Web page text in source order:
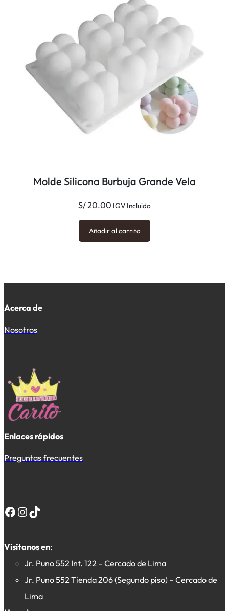
Molde Silicona Burbuja Grande Vela
S/20.00 IGV Incluido
Añadir al carrito
Acerca de
Nosotros
Enlaces rápidos
Preguntas frecuentes
Facebook InstagramTikTok
Visítanos en:
Jr. Puno 552 Int. 122 – Cercado de Lima
Jr. Puno 552 Tienda 206 (Segundo piso) – Cercado de
Lima